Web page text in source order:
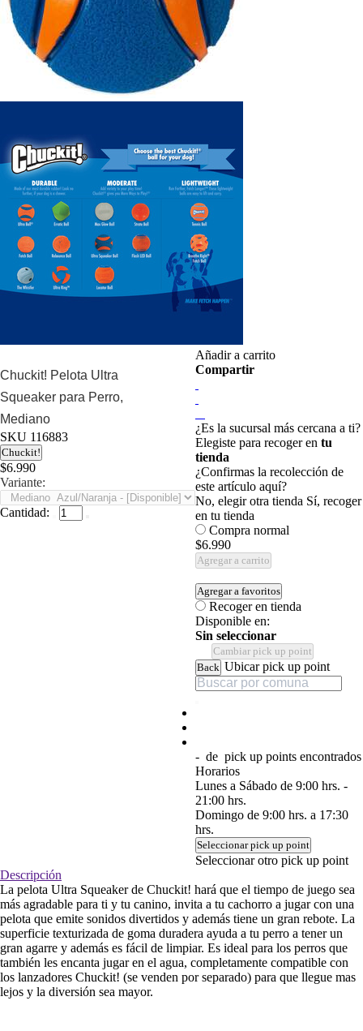
Chuckit! Pelota Ultra
Squeaker para Perro,
Mediano
SKU 116883
Chuckit!
$6.990
Variante:
Cantidad:
Añadir a carrito
Compartir
¿Es la sucursal más cercana a ti?
Elegiste para recoger en tu
tienda
¿Confirmas la recolección de
este artículo aquí?
No, elegir otra tienda Sí, recoger
en tu tienda
Compra normal
$6.990
Agregar a carrito
Agregar a favoritos
Recoger en tienda
Disponible en:
Sin seleccionar
Cambiar pick up point
Back Ubicar pick up point
- de pick up points encontrados
Horarios
Lunes a Sábado de 9:00 hrs. -
21:00 hrs.
Domingo de 9:00 hrs. a 17:30
hrs.
Seleccionar pick up point
Seleccionar otro pick up point
Descripción
La pelota Ultra Squeaker de Chuckit! hará que el tiempo de juego sea
más agradable para ti y tu canino, invita a tu cachorro a jugar con una
pelota que emite sonidos divertidos y además tiene un gran rebote. La
superficie texturizada de goma duradera ayuda a tu perro a tener un
gran agarre y además es fácil de limpiar. Es ideal para los perros que
también les encanta jugar en el agua, completamente compatible con
los lanzadores Chuckit! (se venden por separado) para que llegue mas
lejos y la diversión sea mayor.